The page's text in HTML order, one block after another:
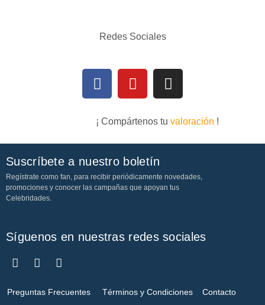
Redes Sociales
¡ Compártenos tu valoración !
Suscríbete a nuestro boletín
Regístrate como fan, para recibir periódicamente novedades,
promociones y conocer las campañas que apoyan tus
Celebridades.
Síguenos en nuestras redes sociales
Preguntas Frecuentes Términos y Condiciones Contacto